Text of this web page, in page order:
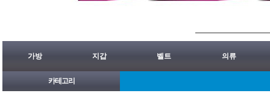
가방 지갑 벨트 의류
카테고리